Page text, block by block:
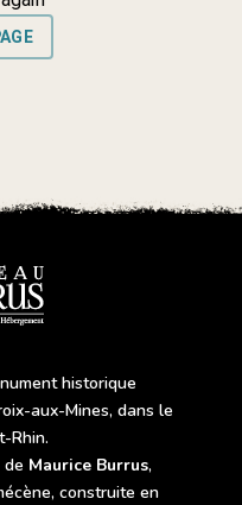
historique
aux-Mines, dans le
Rhin.
de Maurice Burrus,
construite en